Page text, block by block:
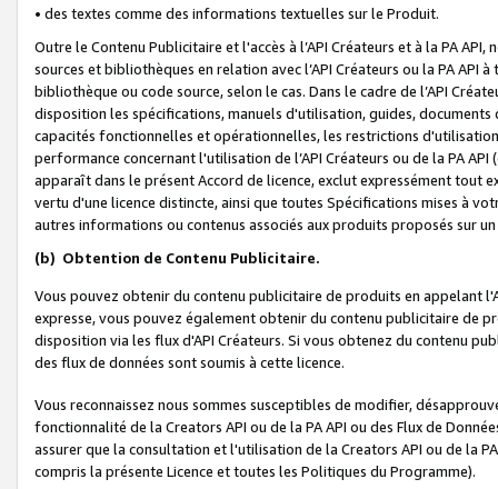
• des textes comme des informations textuelles sur le Produit.
Outre le Contenu Publicitaire et l'accès à l’API Créateurs et à la PA
sources et bibliothèques en relation avec l’API Créateurs ou la PA
bibliothèque ou code source, selon le cas. Dans le cadre de l’API
disposition les spécifications, manuels d'utilisation, guides,
capacités fonctionnelles et opérationnelles, les restrictions
performance concernant l'utilisation de l’API Créateurs ou de la PA
apparaît dans le présent Accord de licence, exclut expressément tout
vertu d'une licence distincte, ainsi que toutes Spécifications mises à
autres informations ou contenus associés aux produits proposés sur
(b) Obtention de Contenu Publicitaire.
Vous pouvez obtenir du contenu publicitaire de produits en appelant
expresse, vous pouvez également obtenir du contenu publicitaire de
disposition via les flux d'API Créateurs. Si vous obtenez du contenu
des flux de données sont soumis à cette licence.
Vous reconnaissez nous sommes susceptibles de modifier,
fonctionnalité de la Creators API ou de la PA API ou des Flux de
assurer que la consultation et l'utilisation de la Creators API ou de la
compris la présente Licence et toutes les Politiques du Programme).